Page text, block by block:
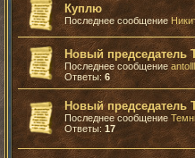
Куплю
Последнее сообщение
Новый председатель
Последнее сообщение
Ответы: 6
Новый председатель
Последнее сообщение
Ответы: 17